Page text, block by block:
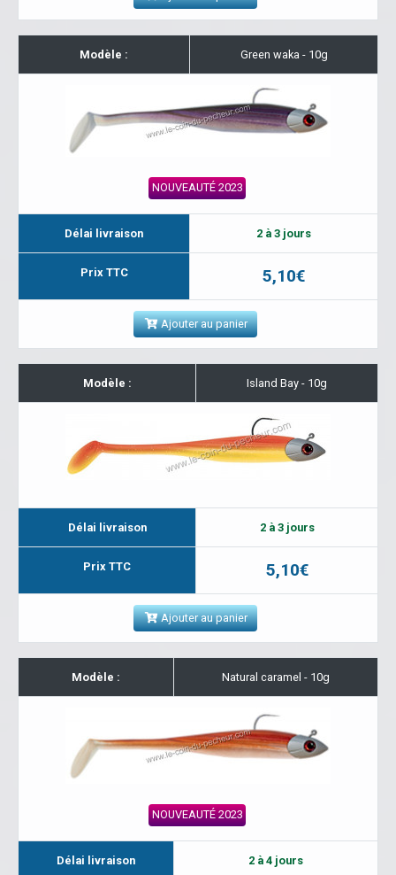
Modèle : Green waka - 10g
NOUVEAUTÉ 2023
Délai livraison 2 à 3 jours
Prix TTC 5,10€
Ajouter au panier
Modèle : Island Bay - 10g
Délai livraison 2 à 3 jours
Prix TTC 5,10€
Ajouter au panier
Modèle : Natural caramel - 10g
NOUVEAUTÉ 2023
Délai livraison 2 à 4 jours